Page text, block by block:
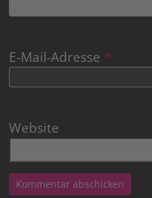
E-Mail-Adresse *
Website